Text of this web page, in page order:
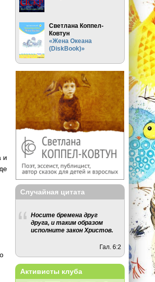
и
Светлана Коппел-
Ковтун
«Жена Океана
(DiskBook)»
Случайная цитата
Носите бремена друг
друга, и таким образом
исполните закон Христов.
Гал. 6:2
Активисты клуба